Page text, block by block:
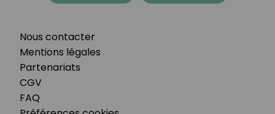
Nous contacter
Mentions légales
Partenariats
CGV
FAQ